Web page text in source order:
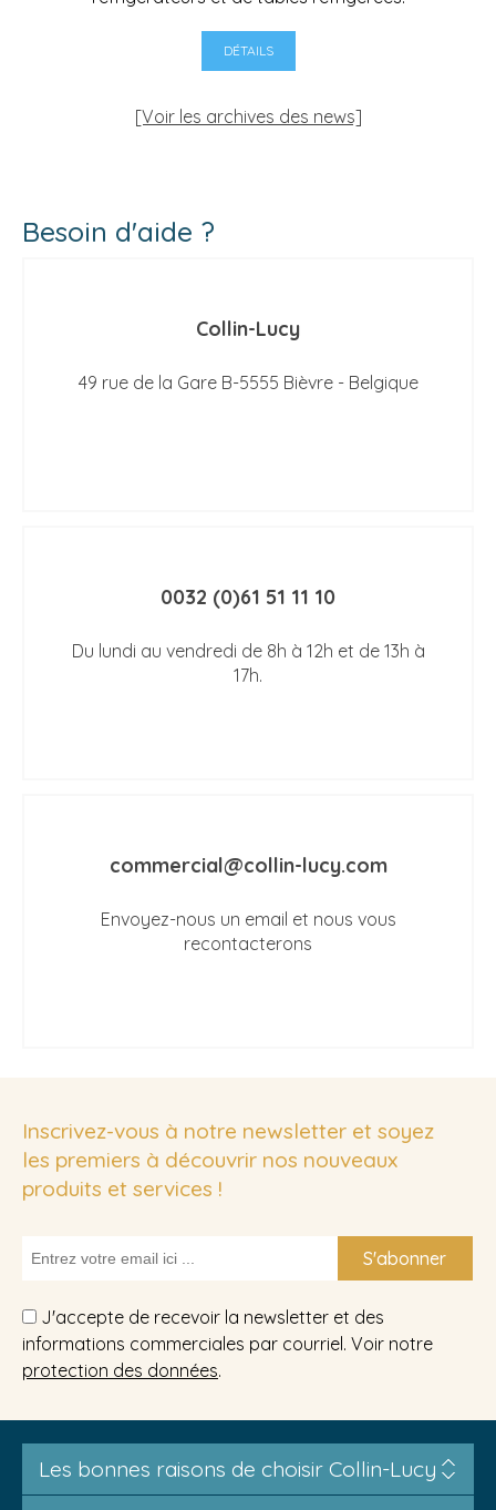
DÉTAILS
[Voir les archives des news]
Besoin d'aide ?
Collin-Lucy
49 rue de la Gare B-5555 Bièvre - Belgique
0032 (0)61 51 11 10
Du lundi au vendredi de 8h à 12h et de 13h à
17h.
commercial@collin-lucy.com
Envoyez-nous un email et nous vous
recontacterons
Inscrivez-vous à notre newsletter et soyez
les premiers à découvrir nos nouveaux
produits et services !
S'abonner
J'accepte de recevoir la newsletter et des
informations commerciales par courriel. Voir notre
protection des données.
Les bonnes raisons de choisir Collin-Lucy